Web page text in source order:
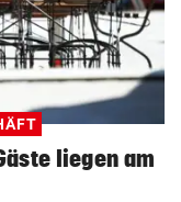
liegen am